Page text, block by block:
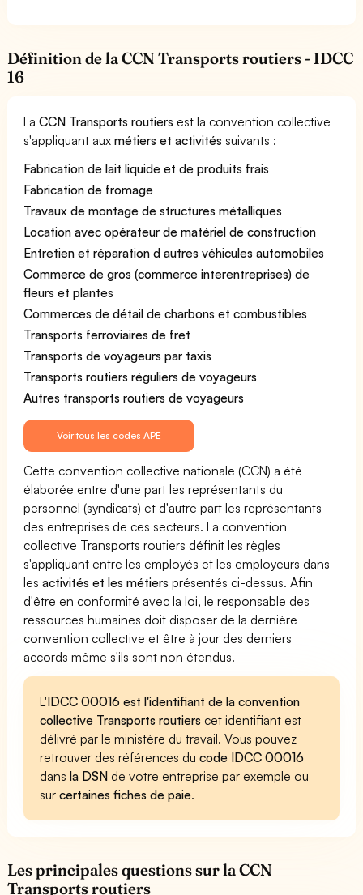
Définition de la CCN Transports routiers - IDCC
16
LaCCN Transports routiers est la convention collective
s'appliquant auxmétiers et activités suivants :
Fabrication de lait liquide et de produits frais
Fabrication de fromage
Travaux de montage de structures métalliques
Location avec opérateur de matériel de construction
Entretien et réparation d autres véhicules automobiles
Commerce de gros (commerce interentreprises) de
fleurs et plantes
Commerces de détail de charbons et combustibles
Transports ferroviaires de fret
Transports de voyageurs par taxis
Transports routiers réguliers de voyageurs
Autres transports routiers de voyageurs
Voir tous les codes APE
Cette convention collective nationale (CCN) a été
élaborée entre d'une part les représentants du
personnel (syndicats) et d'autre part les représentants
des entreprises de ces secteurs. La convention
collective Transports routiers définit les règles
s'appliquant entre les employés et les employeurs dans
lesactivités et les métiers présentés ci-dessus. Afin
d'être en conformité avec la loi, le responsable des
ressources humaines doit disposer de la dernière
convention collective et être à jour des derniers
accords même s'ils sont non étendus.
L'IDCC 00016 est l'identifiant de la convention
collective Transports routiers cet identifiant est
délivré par le ministère du travail. Vous pouvez
retrouver des références ducode IDCC 00016
dansla DSN de votre entreprise par exemple ou
surcertaines fiches de paie.
Les principales questions sur la CCN
Transports routiers